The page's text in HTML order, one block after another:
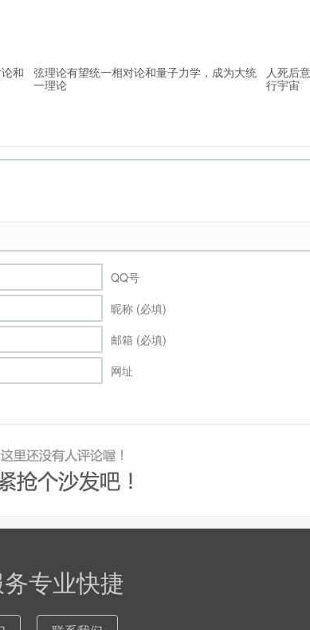
们并没有任何太空望远镜有能力测量X-射线偏振，但
和
弦理论有望统一相对论和量子力学，成为大统
一理论
人死后
行宇宙
QQ号
昵称 (必填)
邮箱 (必填)
网址
专业快捷